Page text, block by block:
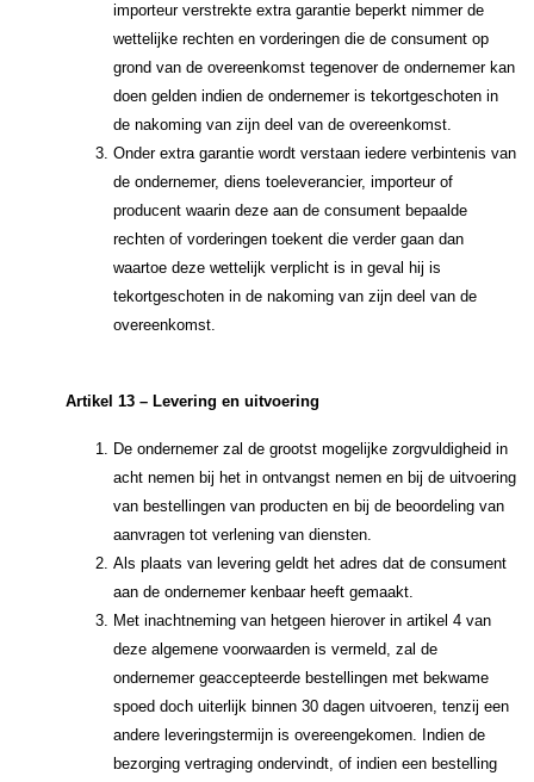
importeur verstrekte extra garantie beperkt nimmer de
wettelijke rechten en vorderingen die de consument op
grond van de overeenkomst tegenover de ondernemer kan
doen gelden indien de ondernemer is tekortgeschoten in
de nakoming van zijn deel van de overeenkomst.
Onder extra garantie wordt verstaan iedere verbintenis van
de ondernemer, diens toeleverancier, importeur of
producent waarin deze aan de consument bepaalde
rechten of vorderingen toekent die verder gaan dan
waartoe deze wettelijk verplicht is in geval hij is
tekortgeschoten in de nakoming van zijn deel van de
overeenkomst.
Artikel 13 – Levering en uitvoering
De ondernemer zal de grootst mogelijke zorgvuldigheid in
acht nemen bij het in ontvangst nemen en bij de uitvoering
van bestellingen van producten en bij de beoordeling van
aanvragen tot verlening van diensten.
Als plaats van levering geldt het adres dat de consument
aan de ondernemer kenbaar heeft gemaakt.
Met inachtneming van hetgeen hierover in artikel 4 van
deze algemene voorwaarden is vermeld, zal de
ondernemer geaccepteerde bestellingen met bekwame
spoed doch uiterlijk binnen 30 dagen uitvoeren, tenzij een
andere leveringstermijn is overeengekomen. Indien de
bezorging vertraging ondervindt, of indien een bestelling